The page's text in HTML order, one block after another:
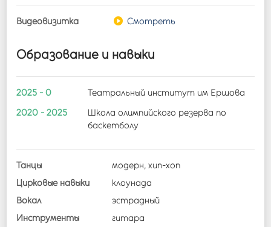
Видеовизитка Смотреть
Образование и навыки
2025 - 0
Театральный институт им Ершова
2020 - 2025
Школа олимпийского резерва по
баскетболу
Танцы
модерн, хип-хоп
Цирковые навыки
клоунада
Вокал
эстрадный
Инструменты
гитара